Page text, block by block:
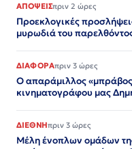
ΑΠΟΨΕΙΣπριν 2 ώρες
Προεκλογικές
μυρωδιά του
ΔΙΑΦΟΡΑπριν 3 ώρες
Ο απαράμιλλος
κινηματογράφου μας
ΔΙΕΘΝΗπριν 3 ώρες
Μέλη ένοπλων ομάδων